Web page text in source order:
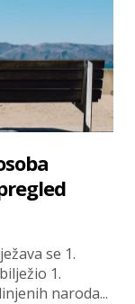
se 1.
1.
naroda...